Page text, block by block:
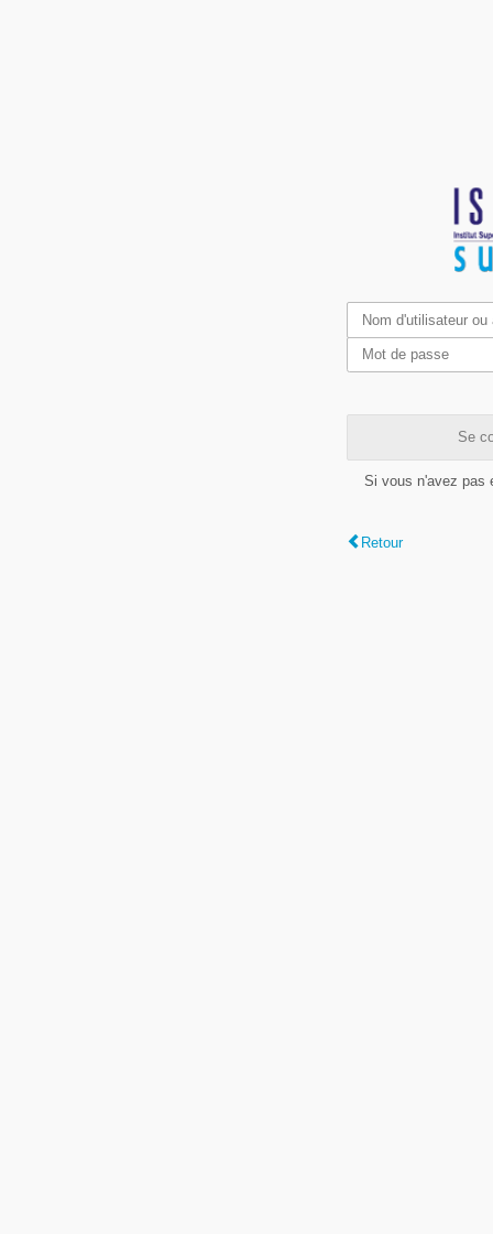
Se
Si vous n'avez pas
Retour